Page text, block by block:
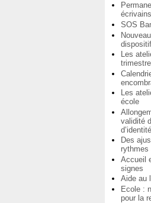
SOS
Les
Les
école
validité
d’identité
Des
rythmes
Accueil
signes
Aide au
Ecole :
pour la